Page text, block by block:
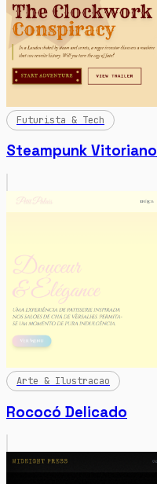
Futurista & Tech
Steampunk Vitoriano
Arte & Ilustracao
Rococó Delicado